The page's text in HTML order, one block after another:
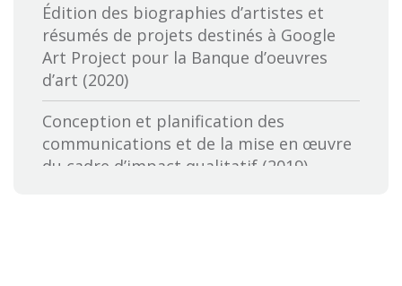
Conférence canadienne des arts
Conseil des arts et lettres du Québec
Conseil des arts du Canada
Conseil des ressources humaines du
secteur culturel
Édition des biographies d’artistes et
résumés de projets destinés à Google
Art Project pour la Banque d’oeuvres
d’art (2020)
Conception et planification des
communications et de la mise en œuvre
du cadre d’impact qualitatif (2019)